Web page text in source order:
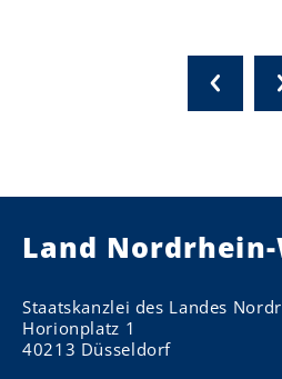
Land
Staatskanzlei des Landes
Horionplatz 1
40213 Düsseldorf